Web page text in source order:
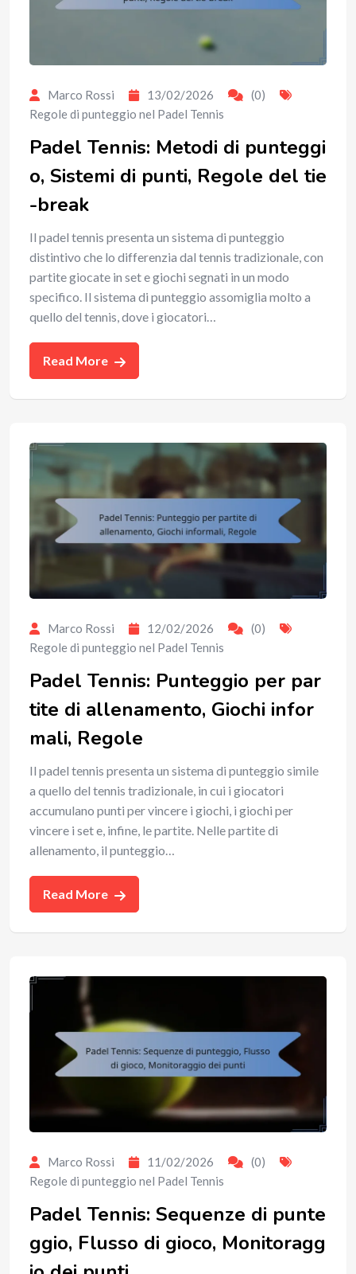
Marco Rossi 13/02/2026
(0)
Regole di punteggio nel Padel Tennis
Padel Tennis: Metodi di punteggi
o, Sistemi di punti, Regole del tie
-break
Il padel tennis presenta un sistema di punteggio
distintivo che lo differenzia dal tennis tradizionale, con
partite giocate in set e giochi segnati in un modo
specifico. Il sistema di punteggio assomiglia molto a
quello del tennis, dove i giocatori…
Read More
Marco Rossi 12/02/2026
(0)
Regole di punteggio nel Padel Tennis
Padel Tennis: Punteggio per par
tite di allenamento, Giochi infor
mali, Regole
Il padel tennis presenta un sistema di punteggio simile
a quello del tennis tradizionale, in cui i giocatori
accumulano punti per vincere i giochi, i giochi per
vincere i set e, infine, le partite. Nelle partite di
allenamento, il punteggio…
Read More
Marco Rossi 11/02/2026
(0)
Regole di punteggio nel Padel Tennis
Padel Tennis: Sequenze di punte
ggio, Flusso di gioco, Monitoragg